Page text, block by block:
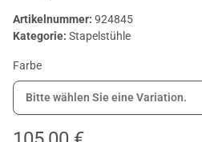
Artikelnummer: 924845
Kategorie: Stapelstühle
Farbe
Bitte wählen Sie eine Variation.